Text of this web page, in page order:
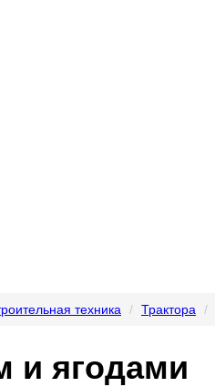
техника Трактора
и ягодами